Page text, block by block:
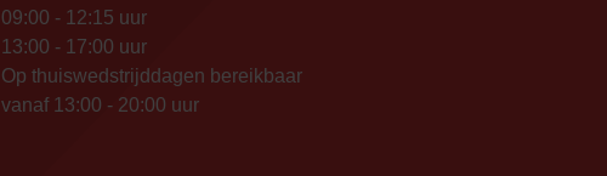
09:00 - 12:15 uur
13:00 - 17:00 uur
Op thuiswedstrijddagen bereikbaar
vanaf 13:00 - 20:00 uur